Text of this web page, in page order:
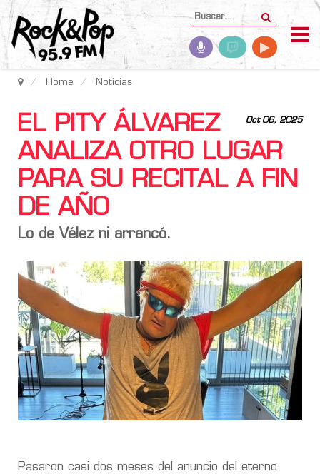
Home Noticias
Oct 06, 2025
EL PITY ÁLVAREZ
ANALIZA OTRO LUGAR
PARA SU RECITAL A FIN
DE AÑO
Lo de Vélez ni arrancó.
Pasaron casi dos meses del anuncio del eterno